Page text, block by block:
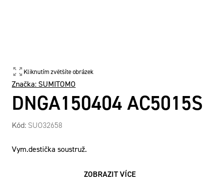
Kliknutím zvětšíte obrázek
DNGA150404 AC5015S
Značka: SUMITOMO
Kód: SUO32658
Vym.destička soustruž.
ZOBRAZIT VÍCE